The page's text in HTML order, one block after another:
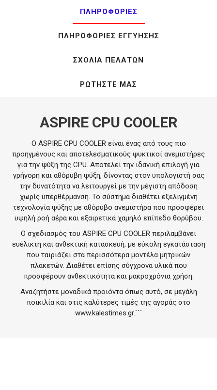
ΠΛΗΡΟΦΟΡΊΕΣ
ΠΛΗΡΟΦΟΡΊΕΣ ΕΓΓΎΗΣΗΣ
ΣΧΌΛΙΑ ΠΕΛΑΤΏΝ
ΡΩΤΉΣΤΕ ΜΑΣ
ASPIRE CPU COOLER
Ο ASPIRE CPU COOLER είναι ένας από τους πιο
προηγμένους και αποτελεσματικούς ψυκτικοί ανεμιστήρες
για την ψύξη της CPU. Αποτελεί την ιδανική επιλογή για
γρήγορη και αθόρυβη ψύξη, δίνοντας στον υπολογιστή σας
την δυνατότητα να λειτουργεί με την μέγιστη απόδοση
χωρίς υπερθέρμανση. Το σύστημα διαθέτει εξελιγμένη
τεχνολογία ψύξης με αθόρυβο ανεμιστήρα που προσφέρει
υψηλή ροή αέρα και εξαιρετικά χαμηλό επίπεδο θορύβου.
Ο σχεδιασμός του ASPIRE CPU COOLER περιλαμβάνει
ευέλικτη και ανθεκτική κατασκευή, με εύκολη εγκατάσταση
που ταιριάζει στα περισσότερα μοντέλα μητρικών
πλακετών. Διαθέτει επίσης σύγχρονα υλικά που
προσφέρουν ανθεκτικότητα και μακροχρόνια χρήση.
Αναζητήστε μοναδικά προϊόντα όπως αυτό, σε μεγάλη
ποικιλία και στις καλύτερες τιμές της αγοράς στο
www.kalestimes.gr.```